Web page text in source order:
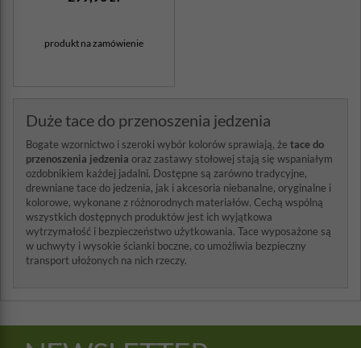
produkt na zamówienie
Duże tace do przenoszenia jedzenia
Bogate wzornictwo i szeroki wybór kolorów sprawiają, że tace do
przenoszenia jedzenia oraz zastawy stołowej stają się wspaniałym
ozdobnikiem każdej jadalni. Dostępne są zarówno tradycyjne,
drewniane tace do jedzenia, jak i akcesoria niebanalne, oryginalne i
kolorowe, wykonane z różnorodnych materiałów. Cechą wspólną
wszystkich dostępnych produktów jest ich wyjątkowa
wytrzymałość i bezpieczeństwo użytkowania. Tace wyposażone są
w uchwyty i wysokie ścianki boczne, co umożliwia bezpieczny
transport ułożonych na nich rzeczy.